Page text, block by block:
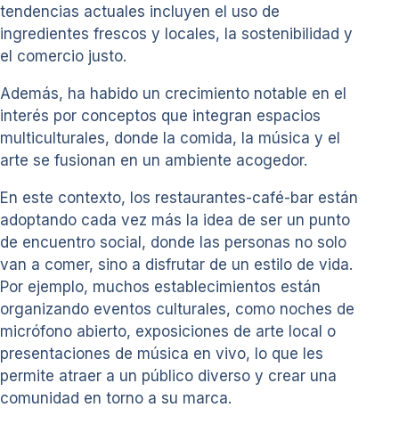
tendencias actuales incluyen el uso de
ingredientes frescos y locales, la sostenibilidad y
el comercio justo.
Además, ha habido un crecimiento notable en el
interés por conceptos que integran espacios
multiculturales, donde la comida, la música y el
arte se fusionan en un ambiente acogedor.
En este contexto, los restaurantes-café-bar están
adoptando cada vez más la idea de ser un punto
de encuentro social, donde las personas no solo
van a comer, sino a disfrutar de un estilo de vida.
Por ejemplo, muchos establecimientos están
organizando eventos culturales, como noches de
micrófono abierto, exposiciones de arte local o
presentaciones de música en vivo, lo que les
permite atraer a un público diverso y crear una
comunidad en torno a su marca.